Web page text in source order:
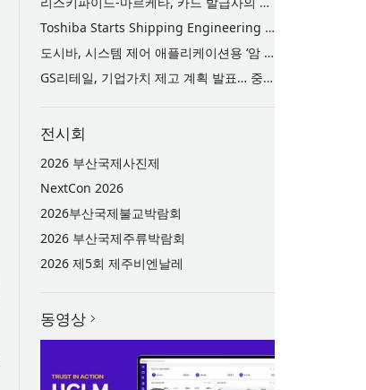
Toshiba Starts Shipping Engineering Samples of TXZ+™ Family Entry‑Class M4V Group, Standard Microcontrollers with Arm® Cortex®‑M4 Core for System Control Applications
도시바, 시스템 제어 애플리케이션용 ‘암 코어텍스-M4’ 코어 탑재 표준 마이크로컨트롤러 TXZ+ 패밀리 엔트리 클래스 ‘M4V 그룹’ 엔지니어링 샘플 출하 개시
GS리테일, 기업가치 제고 계획 발표… 중장기 성장 기반 강화와 주주가치 제고
전시회
2026 부산국제사진제
NextCon 2026
2026부산국제불교박람회
2026 부산국제주류박람회
2026 제5회 제주비엔날레
동영상